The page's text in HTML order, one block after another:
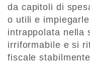
da capitoli di
o utili e
intrappolata nella
irriformabile e si
fiscale